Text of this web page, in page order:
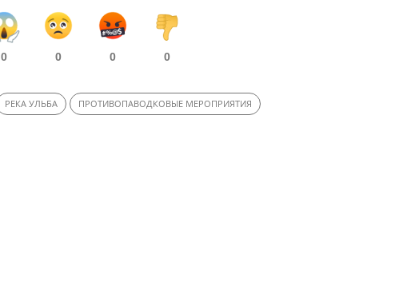
0 0 0 0
РЕКА УЛЬБА ПРОТИВОПАВОДКОВЫЕ МЕРОПРИЯТИЯ